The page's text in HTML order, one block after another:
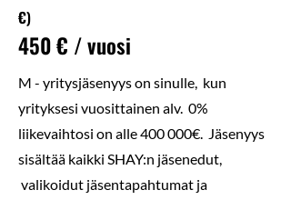
€)
450€ / vuosi
M - yritysjäsenyys on sinulle, kun
yrityksesi vuosittainen alv. 0%
liikevaihtosi on alle 400 000€. Jäsenyys
sisältää kaikki SHAY:n jäsenedut,
valikoidut jäsentapahtumat ja